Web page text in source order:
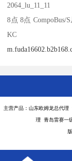
2064_lu_11_11
8点 8点 CompoBus/
KC
主营产品：山东欧姆龙总代
理 青岛雷赛一